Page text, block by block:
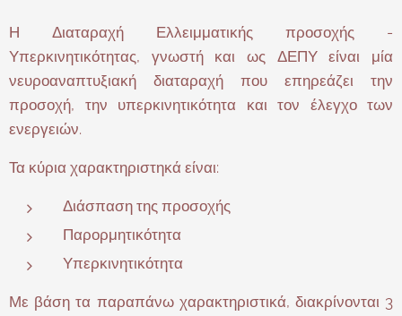
Η Διαταραχή Ελλειμματικής προσοχής -
Υπερκινητικότητας, γνωστή και ως ΔΕΠΥ είναι μία
νευροαναπτυξιακή διαταραχή που επηρεάζει την
προσοχή, την υπερκινητικότητα και τον έλεγχο των
ενεργειών.
Τα κύρια χαρακτηριστηκά είναι:
Διάσπαση της προσοχής
Παρορμητικότητα
Υπερκινητικότητα
Με βάση τα παραπάνω χαρακτηριστικά, διακρίνονται 3